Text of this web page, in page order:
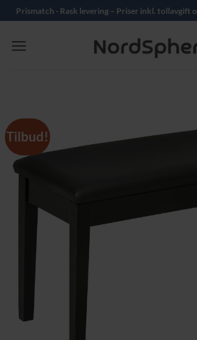
Skip
to
content
Prismatch - Rask levering – Priser inkl. tollavgift
Tilbud!